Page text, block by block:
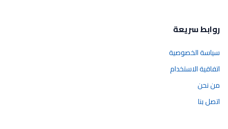
روابط سريعة
سياسة الخصوصية
اتفاقية الاستخدام
من نحن
اتصل بنا